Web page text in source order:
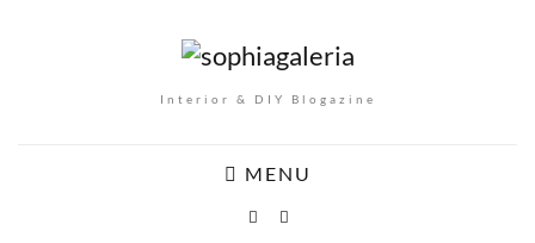
Interior & DIY Blogazine
MENU